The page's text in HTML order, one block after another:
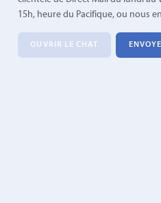
15h, heure du Pacifique, ou nous
OUVRIR LE CHAT